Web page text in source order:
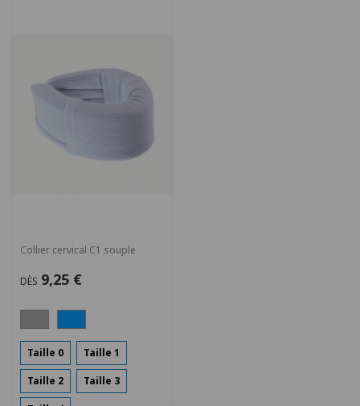
Collier cervical C1 souple
DÈS 9,25 €
Taille 0 Taille 1
Taille 2 Taille 3